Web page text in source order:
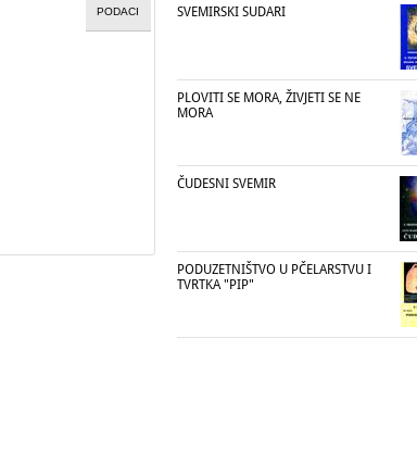
PODACI SVEMIRSKI SUDARI
PLOVITI SE MORA, ŽIVJETI SE NE
MORA
ČUDESNI SVEMIR
PODUZETNIŠTVO U PČELARSTVU I
TVRTKA "PIP"